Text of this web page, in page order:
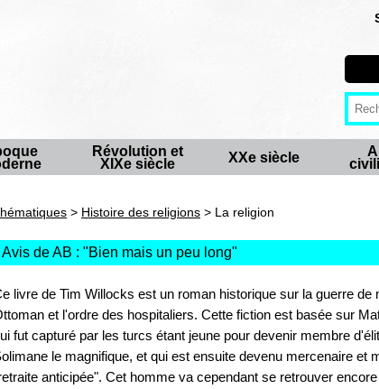
Révolution et
XIXe siècle
XXe siècle
> Histoire des religions > La religion
Avis de AB : "Bien mais un peu long"
livre de Tim Willocks est un roman historique sur la guerre de
et l'ordre des hospitaliers. Cette fiction est basée sur
fut capturé par les turcs étant jeune pour devenir membre
le magnifique, et qui est ensuite devenu mercenaire et
anticipée". Cet homme va cependant se retrouver